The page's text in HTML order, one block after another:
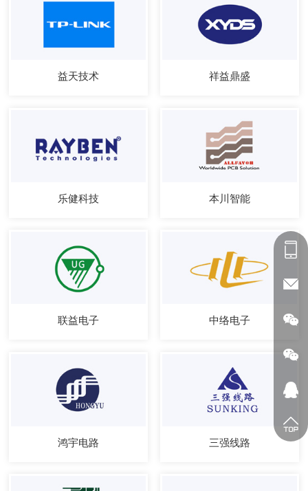
益天技术 祥益鼎盛
乐健科技 本川智能
联益电子 中络电子
鸿宇电路 三强线路